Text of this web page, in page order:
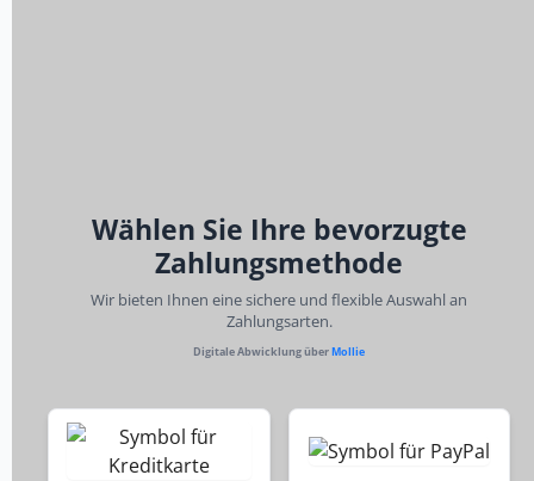
Wählen Sie Ihre bevorzugte
Zahlungsmethode
Wir bieten Ihnen eine sichere und flexible Auswahl an
Zahlungsarten.
Digitale Abwicklung überMollie